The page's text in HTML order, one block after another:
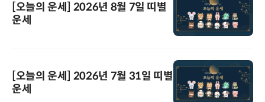
[오늘의 운세] 2026년 8월 7일 띠별
운세
[오늘의 운세] 2026년 7월 31일 띠별
운세